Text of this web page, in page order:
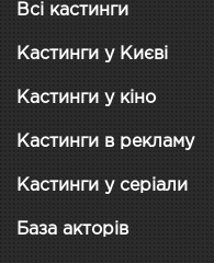
Всі кастинги
Кастинги у Києві
Кастинги у кіно
Кастинги в рекламу
Кастинги у серіали
База акторів